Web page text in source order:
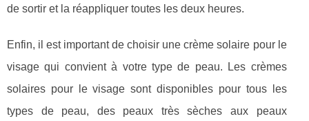
de sortir et la réappliquer toutes les deux heures.
Enfin, il est important de choisir une crème solaire pour le
visage qui convient à votre type de peau. Les crèmes
solaires pour le visage sont disponibles pour tous les
types de peau, des peaux très sèches aux peaux